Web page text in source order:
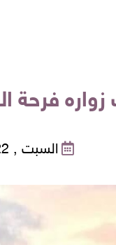
زواره
السبت , 22-04-2023